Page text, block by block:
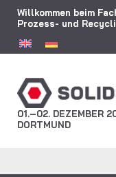
Willkommen beim
Prozess- und
01.–02. DEZEMBER
DORTMUND